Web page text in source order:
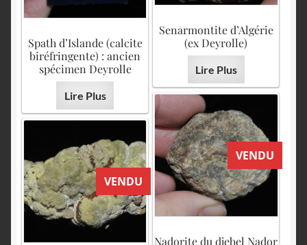
Senarmontite d’Algérie
(ex Deyrolle)
Lire Plus
Spath d’Islande (calcite
biréfringente) : ancien
spécimen Deyrolle
Lire Plus
VENDU
Nadorite du djebel Nador
VENDU